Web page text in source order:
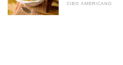
CIBO AMERICANO